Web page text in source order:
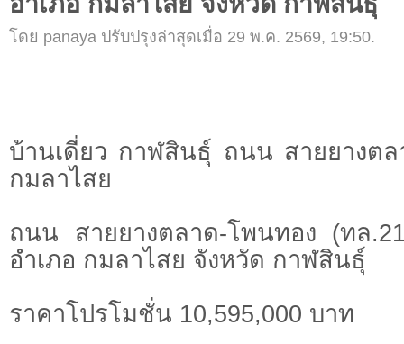
โดย panaya ปรับปรุงล่าสุดเมื่อ 29 พ.ค. 2569, 19:50.
บ้านเดี่ยว กาฬสินธุ์ ถนน สายยางตล
กมลาไสย
ถนน สายยางตลาด-โพนทอง (ทล
อำเภอ กมลาไสย จังหวัด กาฬสินธุ์
ราคาโปรโมชั่น 10,595,000 บาท